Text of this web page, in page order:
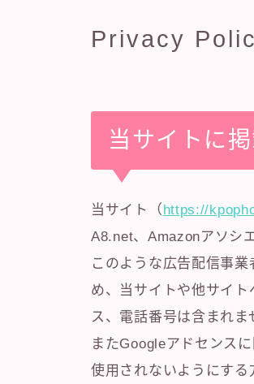
Privacy
当サイトに
当サイト（ https://
A8.net、Amazonアソシ
このような広告配信事
め、当サイトや他サイ
ス、電話番号は含まれま
またGoogleアドセンス
使用されないようにする